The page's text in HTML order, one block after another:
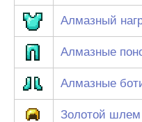
Алмазный
Алмазные
Алмазные
Золотой шлем